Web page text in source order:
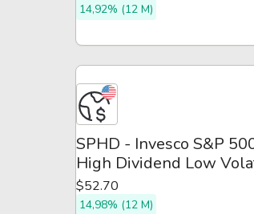
14,92% (12 M)
SPHD - Invesco S&P
High Dividend Low
ETF
$52.70
14,98% (12 M)